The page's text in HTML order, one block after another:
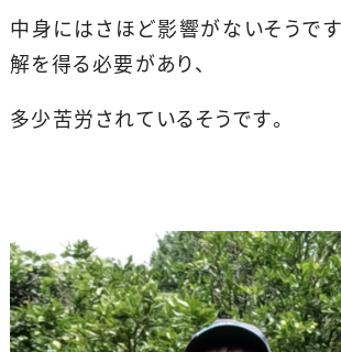
中身にはさほど影響がないそうで
解を得る必要があり、
多少苦労されているそうです。